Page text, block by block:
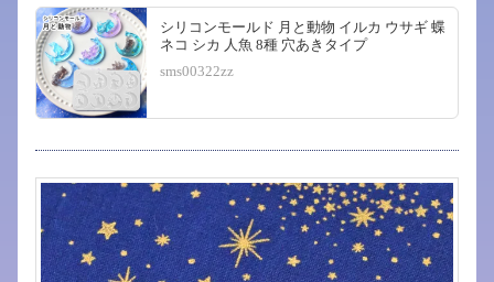
シリコンモールド 月と動物 イルカ ウサギ 蝶
ネコ シカ 人魚 8種 穴あきタイプ
sms00322zz